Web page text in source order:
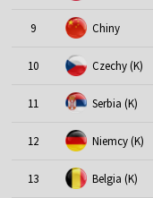
9 Chiny
10 Czechy (K)
11 Serbia (K)
12 Niemcy (K)
13 Belgia (K)